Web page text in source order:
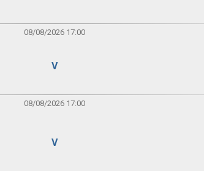
08/08/2026 17:00
V
08/08/2026 17:00
V